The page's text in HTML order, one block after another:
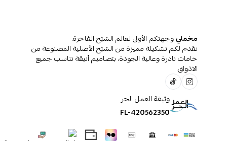
مخمليوجهتكم الأولى لعالم السُبَح الفاخرة.
نقدم لكم تشكيلة مميزة من السُبَح الأصلية المصنوعة من
خامات نادرة وعالية الجودة، بتصاميم أنيقة تناسب جميع
الاذواق.
وثيقة العمل الحر
FL-420562350